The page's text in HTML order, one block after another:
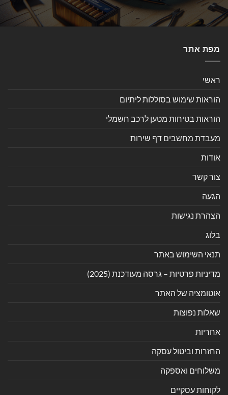
מפת אתר
ראשי
הוראות שימוש בסוללות ליתיום
הוראות בטיחות מטען לרכב חשמלי
מעבדת מחשבים דף שירות
אודות
צור קשר
הגעה
הצהרת נגישות
בלוג
תנאי השימוש באתר
מדיניות פרטיות – גרסה מעודכנת (2025)
אוטומציה של האתר
שאלות נפוצות
אחריות
החזרות וביטול עסקה
משלוחים ואספקה
לקוחות עסקיים